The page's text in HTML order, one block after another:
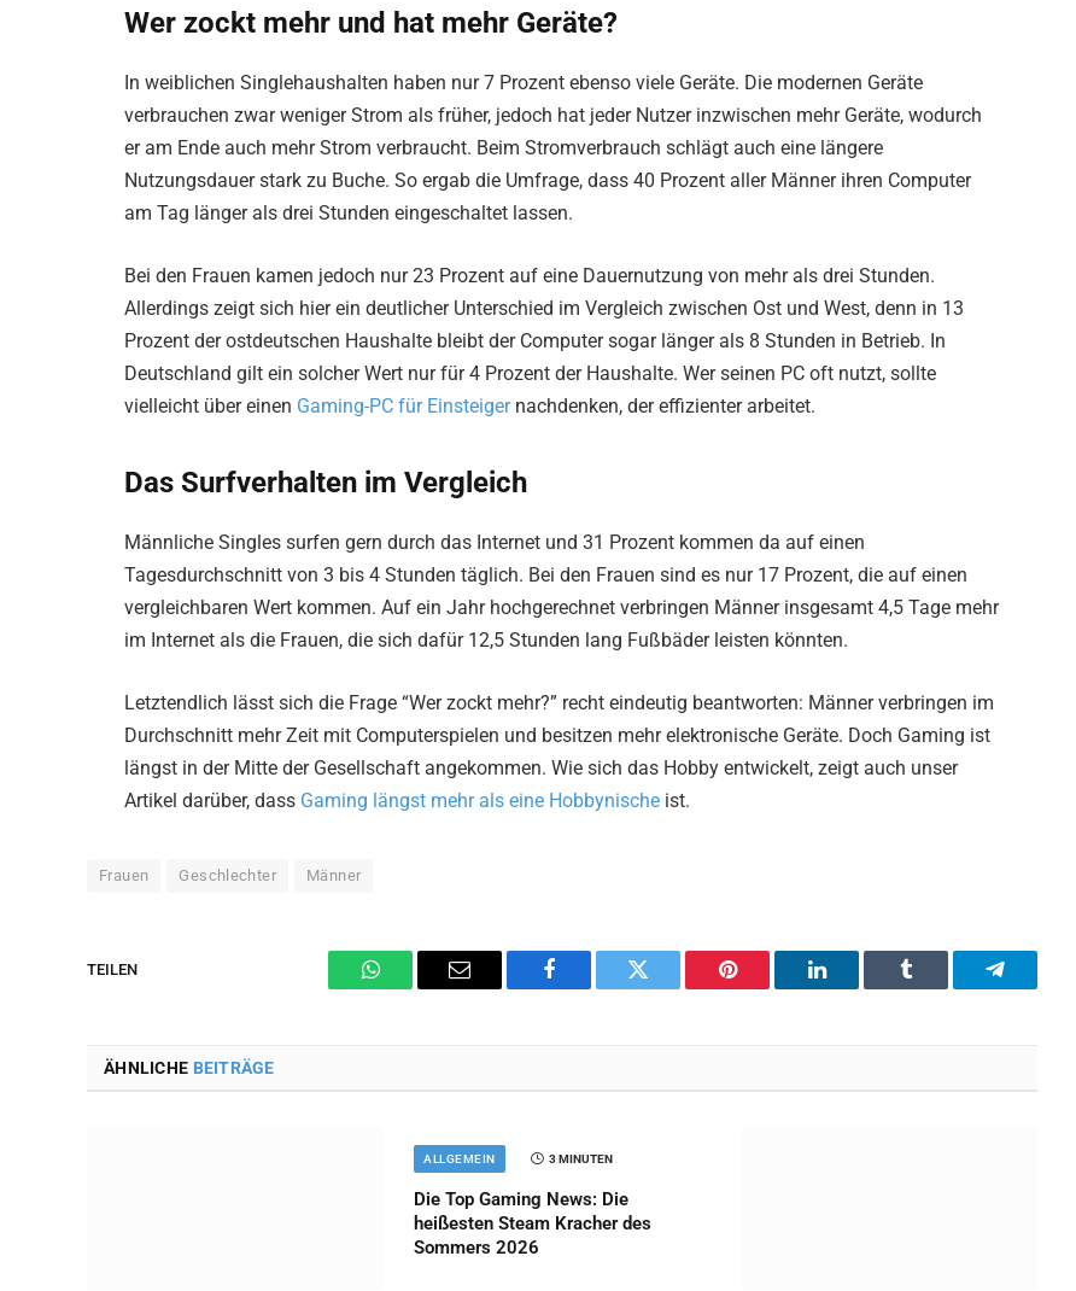
Wer zockt mehr und hat mehr Geräte?
In weiblichen Singlehaushalten haben nur 7 Prozent ebenso viele Geräte. Die modernen Geräte
verbrauchen zwar weniger Strom als früher, jedoch hat jeder Nutzer inzwischen mehr Geräte, wodurch
er am Ende auch mehr Strom verbraucht. Beim Stromverbrauch schlägt auch eine längere
Nutzungsdauer stark zu Buche. So ergab die Umfrage, dass 40 Prozent aller Männer ihren Computer
am Tag länger als drei Stunden eingeschaltet lassen.
Bei den Frauen kamen jedoch nur 23 Prozent auf eine Dauernutzung von mehr als drei Stunden.
Allerdings zeigt sich hier ein deutlicher Unterschied im Vergleich zwischen Ost und West, denn in 13
Prozent der ostdeutschen Haushalte bleibt der Computer sogar länger als 8 Stunden in Betrieb. In
Deutschland gilt ein solcher Wert nur für 4 Prozent der Haushalte. Wer seinen PC oft nutzt, sollte
vielleicht über einen Gaming-PC für Einsteigernachdenken, der effizienter arbeitet.
Das Surfverhalten im Vergleich
Männliche Singles surfen gern durch das Internet und 31 Prozent kommen da auf einen
Tagesdurchschnitt von 3 bis 4 Stunden täglich. Bei den Frauen sind es nur 17 Prozent, die auf einen
vergleichbaren Wert kommen. Auf ein Jahr hochgerechnet verbringen Männer insgesamt 4,5 Tage mehr
im Internet als die Frauen, die sich dafür 12,5 Stunden lang Fußbäder leisten könnten.
Letztendlich lässt sich die Frage “Wer zockt mehr?” recht eindeutig beantworten: Männer verbringen im
Durchschnitt mehr Zeit mit Computerspielen und besitzen mehr elektronische Geräte. Doch Gaming ist
längst in der Mitte der Gesellschaft angekommen. Wie sich das Hobby entwickelt, zeigt auch unser
Artikel darüber, dass Gaming längst mehr als eine Hobbynische ist.
Frauen Geschlechter Männer
TEILEN
WhatsAppEmail Facebook Twitter Pinterest LinkedIn Tumblr Telegram
ÄHNLICHE BEITRÄGE
ALLGEMEIN 3 MINUTEN
Die Top Gaming News: Die
heißesten Steam Kracher des
Sommers 2026